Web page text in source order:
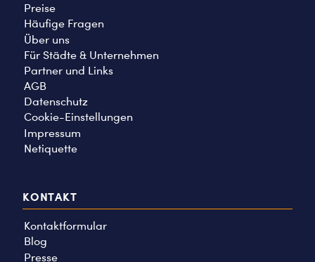
Preise
Häufige Fragen
Über uns
Für Städte & Unternehmen
Partner und Links
AGB
Datenschutz
Cookie-Einstellungen
Impressum
Netiquette
KONTAKT
Kontaktformular
Blog
Presse